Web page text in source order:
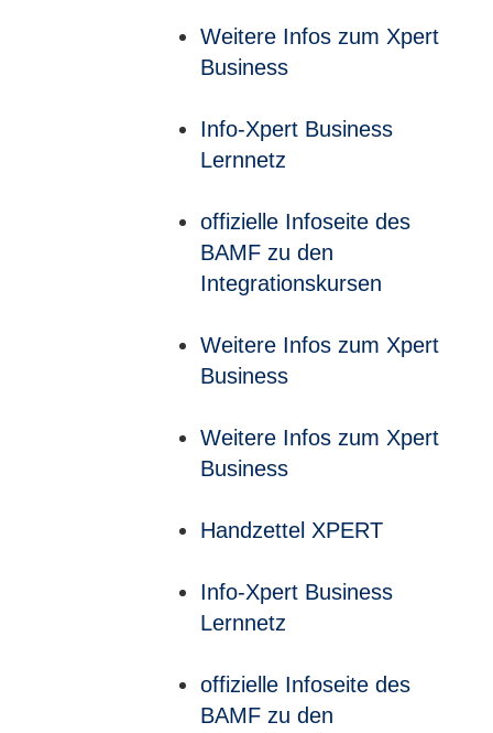
Weitere Infos zum Xpert
Business
Info-Xpert Business
Lernnetz
offizielle Infoseite des
BAMF zu den
Integrationskursen
Weitere Infos zum Xpert
Business
Weitere Infos zum Xpert
Business
Handzettel XPERT
Info-Xpert Business
Lernnetz
offizielle Infoseite des
BAMF zu den